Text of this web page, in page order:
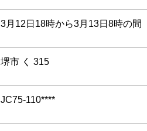
3月12日18時から3月13日8時の間
堺市 く 315
JC75-110****